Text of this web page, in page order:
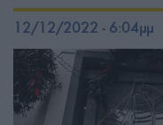
12/12/2022 - 6:04μμ